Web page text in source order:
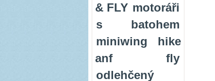
& FLY motoráři
s batohem
miniwing
hike
anf fly
odlehčený